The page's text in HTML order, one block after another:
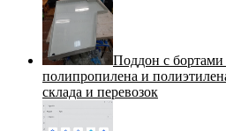
Поддон с бортами
полипропилена и
склада и перевозок